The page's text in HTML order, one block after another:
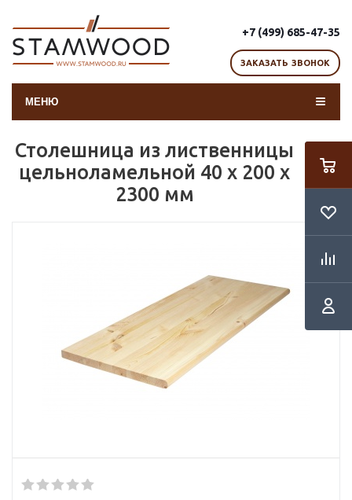
+7 (499) 685-47-35
ЗАКАЗАТЬ ЗВОНОК
МЕНЮ
Столешница из лиственницы
цельноламельной 40 х 200 х
2300 мм